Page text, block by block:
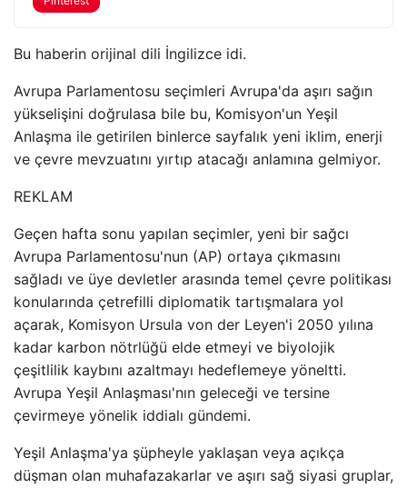
Bu haberin orijinal dili İngilizce idi.
Avrupa Parlamentosu seçimleri Avrupa'da aşırı sağın
yükselişini doğrulasa bile bu, Komisyon'un Yeşil
Anlaşma ile getirilen binlerce sayfalık yeni iklim, enerji
ve çevre mevzuatını yırtıp atacağı anlamına gelmiyor.
REKLAM
Geçen hafta sonu yapılan seçimler, yeni bir sağcı
Avrupa Parlamentosu'nun (AP) ortaya çıkmasını
sağladı ve üye devletler arasında temel çevre politikası
konularında çetrefilli diplomatik tartışmalara yol
açarak, Komisyon Ursula von der Leyen'i 2050 yılına
kadar karbon nötrlüğü elde etmeyi ve biyolojik
çeşitlilik kaybını azaltmayı hedeflemeye yöneltti.
Avrupa Yeşil Anlaşması'nın geleceği ve tersine
çevirmeye yönelik iddialı gündemi.
Yeşil Anlaşma'ya şüpheyle yaklaşan veya açıkça
düşman olan muhafazakarlar ve aşırı sağ siyasi gruplar,